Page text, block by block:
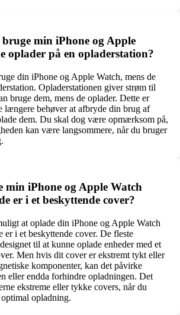
min iPhone og Apple
oplader på en opladerstation?
din iPhone og Apple Watch, mens de
Opladerstationen giver strøm til
bruge dem, mens de oplader. Dette er
længere behøver at afbryde din brug af
dem. Du skal dog være opmærksom på,
kan være langsommere, når du bruger
min iPhone og Apple Watch
er i et beskyttende cover?
at oplade din iPhone og Apple Watch
er i et beskyttende cover. De fleste
til at kunne oplade enheder med et
Men hvis dit cover er ekstremt tykt eller
komponenter, kan det påvirke
eller endda forhindre opladningen. Det
ekstreme eller tykke covers, når du
opladning.